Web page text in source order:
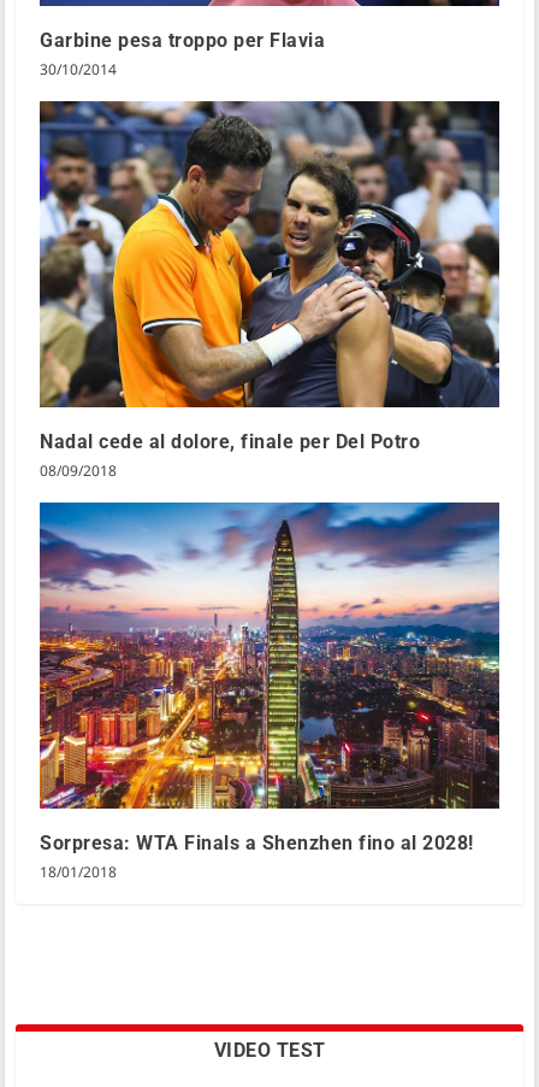
Garbine pesa troppo per Flavia
30/10/2014
Nadal cede al dolore, finale per Del Potro
08/09/2018
Sorpresa: WTA Finals a Shenzhen fino al 2028!
18/01/2018
VIDEO TEST